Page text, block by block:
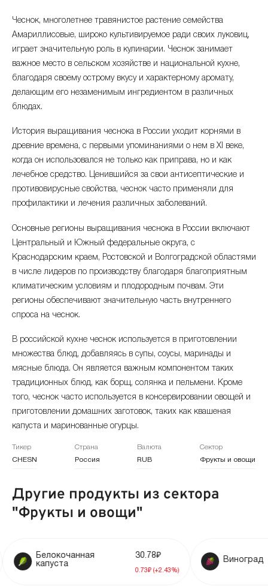
октябрь 2025 391.56 ₽ +0.02%
сентябрь 2025 391.47 ₽ +3.67%
август 2025 377.6 ₽ -3.37%
июль 2025
июнь 2025 412.78 ₽ -1.5%
май 2025 419.08 ₽ -5.83%
апрель 2025 445.02 ₽ -8.77%
февраль 2025 476.13 ₽ +10.9%
январь 2025 429.35 ₽ +6.39%
декабрь 2024 403.56 ₽ +4.86%
октябрь 2024 372.92 ₽ +3.58%
сентябрь 2024 360.03 ₽ +1.06%
август 2024 356.27 ₽ -0.98%
июнь 2024
май 2024 375.16 ₽ +1.75%
апрель 2024 368.72 ₽
+1.06%
Чеснок, многолетнее травянистое растение семейства
Амариллисовые, широко культивируемое ради своих луковиц,
играет значительную роль в кулинарии. Чеснок занимает
важное место в сельском хозяйстве и национальной кухне,
благодаря своему острому вкусу и характерному аромату,
делающим его незаменимым ингредиентом в различных
блюдах.
История выращивания чеснока в России уходит корнями в
древние времена, с первыми упоминаниями о нем в XI веке,
когда он использовался не только как приправа, но и как
лечебное средство. Ценившийся за свои антисептические и
противовирусные свойства, чеснок часто применяли для
профилактики и лечения различных заболеваний.
Основные регионы выращивания чеснока в России включают
Центральный и Южный федеральные округа, с
Краснодарским краем, Ростовской и Волгоградской областями
в числе лидеров по производству благодаря благоприятным
климатическим условиям и плодородным почвам. Эти
регионы обеспечивают значительную часть внутреннего
спроса на чеснок.
В российской кухне чеснок используется в приготовлении
множества блюд, добавляясь в супы, соусы, маринады и
мясные блюда. Он является важным компонентом таких
традиционных блюд, как борщ, солянка и пельмени. Кроме
того, чеснок часто используется в консервировании овощей и
приготовлении домашних заготовок, таких как квашеная
капуста и маринованные огурцы.
Тикер Страна Валюта Сектор
CHESN Россия RUB Фрукты и овощи
Другие продукты из сектора
"Фрукты и овощи"
30.78₽ Виноград